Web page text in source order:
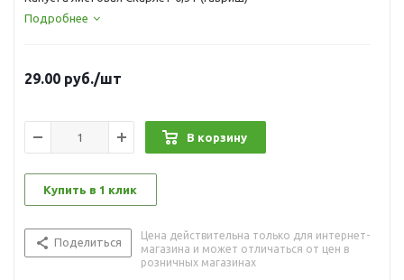
Подробнее
29.00 руб./шт
В корзину
Купить в 1 клик
Поделиться
Цена действительна только для интернет-
магазина и может отличаться от цен в
розничных магазинах